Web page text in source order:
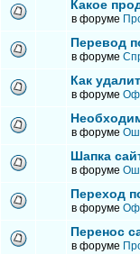
Какое
в форуме
Перевод
в форуме
Как
в форуме
в форуме
Шапка
в форуме
Переход
в форуме
Перенос
в форуме